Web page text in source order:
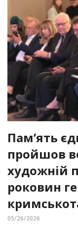
Пам’ять
пройшов
художній
роковин
05/26/2026